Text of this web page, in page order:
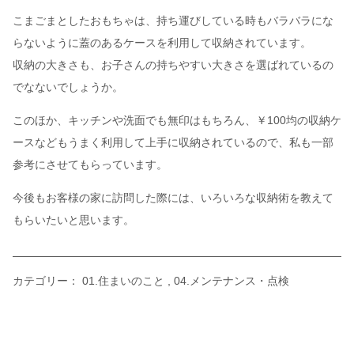
こまごまとしたおもちゃは、持ち運びしている時もバラバラにな
らないように蓋のあるケースを利用して収納されています。
収納の大きさも、お子さんの持ちやすい大きさを選ばれているの
でなないでしょうか。
このほか、キッチンや洗面でも無印はもちろん、￥100均の収納ケ
ースなどもうまく利用して上手に収納されているので、私も一部
参考にさせてもらっています。
今後もお客様の家に訪問した際には、いろいろな収納術を教えて
もらいたいと思います。
カテゴリー： 01.住まいのこと 04.メンテナンス・点検